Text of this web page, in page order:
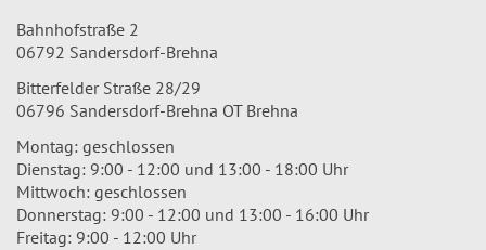
Bahnhofstraße 2
06792 Sandersdorf-Brehna
Bitterfelder Straße 28/29
06796 Sandersdorf-Brehna OT Brehna
Montag: geschlossen
Dienstag: 9:00 - 12:00 und 13:00 - 18:00 Uhr
Mittwoch: geschlossen
Donnerstag: 9:00 - 12:00 und 13:00 - 16:00 Uhr
Freitag: 9:00 - 12:00 Uhr